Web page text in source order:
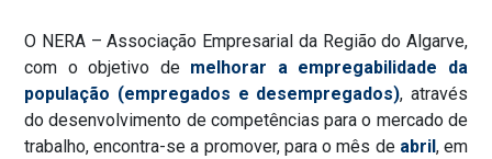
O NERA – Associação Empresarial da Região do Algarve,
com o objetivo de melhorar a empregabilidade da
população (empregados e desempregados), através
do desenvolvimento de competências para o mercado de
trabalho, encontra-se a promover, para o mês de abril, em